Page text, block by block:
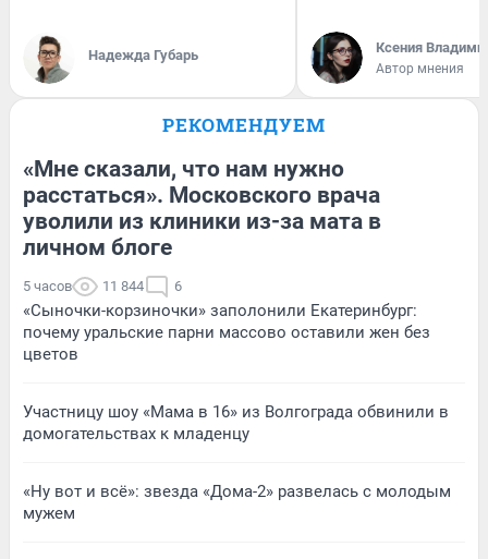
Надежда Губарь Ксения
Автор мнения
РЕКОМЕНДУЕМ
«Мне сказали, что нам нужно
расстаться». Московского врача
уволили из клиники из-за мата в
личном блоге
5 часов 11 844 6
«Сыночки-корзиночки» заполонили Екатеринбург:
почему уральские парни массово оставили жен без
цветов
Участницу шоу «Мама в 16» из Волгограда обвинили в
домогательствах к младенцу
«Ну вот и всё»: звезда «Дома-2» развелась с молодым
мужем